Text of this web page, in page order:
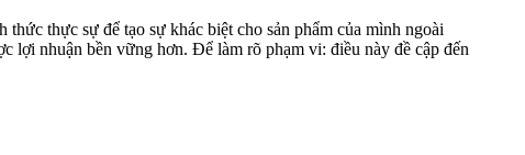
thực sự để tạo sự khác biệt cho sản phẩm của mình ngoài
lợi nhuận bền vững hơn. Để làm rõ phạm vi: điều này đề cập đến